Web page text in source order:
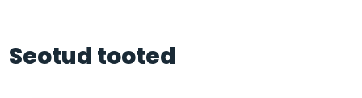
Seotud tooted